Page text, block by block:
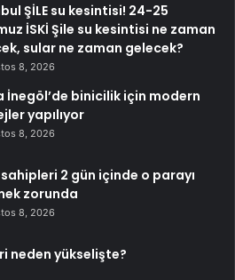
ŞİLE su kesintisi! 24-25
İSKİ Şile su kesintisi ne zaman
sular ne zaman gelecek?
8, 2026
İnegöl’de binicilik için modern
yapılıyor
8, 2026
2 gün içinde o parayı
zorunda
8, 2026
neden yükselişte?